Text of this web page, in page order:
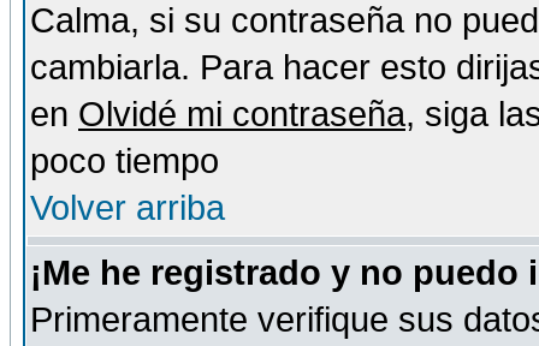
Calma, si su contraseña no
cambiarla. Para hacer esto
en Olvidé mi contraseña, siga
poco tiempo
Volver arriba
¡Me he registrado y no puedo
Primeramente verifique sus